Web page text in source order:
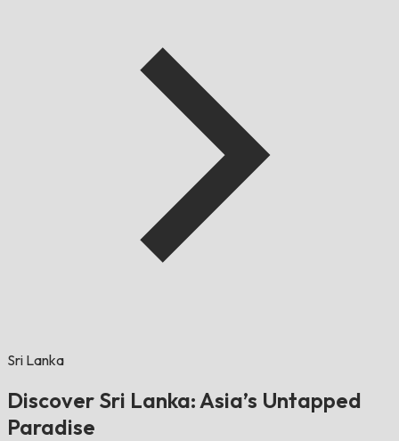
Sri Lanka
Discover Sri Lanka: Asia’s Untapped
Paradise